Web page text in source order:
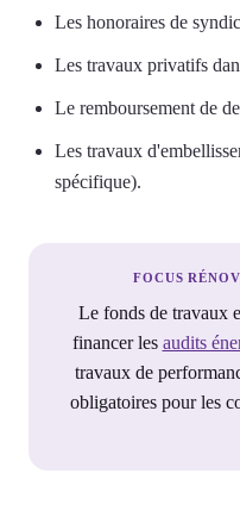
Les honoraires de
Les travaux privatifs
Le remboursement de
Les travaux
spécifique).
FOCUS
Le fonds de travaux
financer les audits
travaux de
obligatoires pour les